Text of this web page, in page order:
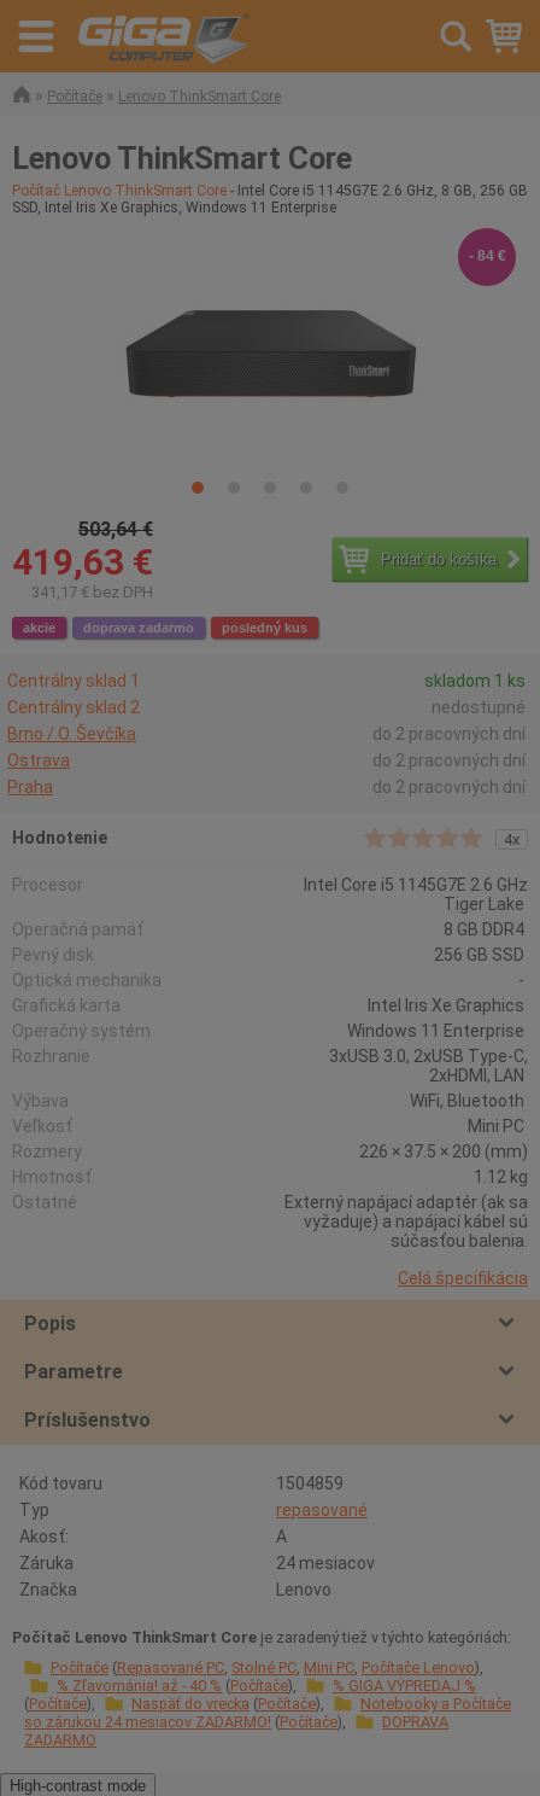
» Počítače » Lenovo ThinkSmart Core
Lenovo ThinkSmart Core
Počítač Lenovo ThinkSmart Core - Intel Core i5 1145G7E 2.6 GHz, 8 GB, 256 GB
SSD, Intel Iris Xe Graphics, Windows 11 Enterprise
503,64 €
419,63 €
341,17 € bez DPH
Pridať do košíka
akcie doprava zadarmo posledný kus
- 84 €
Centrálny sklad 1
skladom 1 ks
Centrálny sklad 2
nedostupné
Brno / O. Ševčíka
do 2 pracovných dní
Ostrava
do 2 pracovných dní
Praha
do 2 pracovných dní
Hodnotenie 4x
Procesor
Intel Core i5 1145G7E 2.6 GHz
Tiger Lake
Operačná pamäť
8 GB DDR4
Pevný disk
256 GB SSD
Optická mechanika
-
Grafická karta
Intel Iris Xe Graphics
Operačný systém
Windows 11 Enterprise
Rozhranie
3xUSB 3.0, 2xUSB Type-C,
2xHDMI, LAN
Výbava
WiFi, Bluetooth
Veľkosť
Mini PC
Rozmery
226 × 37.5 × 200 (mm)
Hmotnosť
1.12 kg
Ostatné
Externý napájací adaptér (ak sa
vyžaduje) a napájací kábel sú
súčasťou balenia.
Celá špecifikácia
Popis
Parametre
Príslušenstvo
Kód tovaru
1504859
Typ
repasované
Akosť:
A
Záruka
24 mesiacov
Značka
Lenovo
Počítač Lenovo ThinkSmart Core je zaradený tiež v týchto kategóriách:
Počítače Repasované PC Stolné PC Mini PC Počítače Lenovo
% Zľavománia! až - 40 % Počítače
% GIGA VÝPREDAJ %
Počítače
Naspäť do vrecka Počítače
Notebooky a Počítače
so zárukou 24 mesiacov ZADARMO! Počítače
DOPRAVA
ZADARMO
High-contrast mode